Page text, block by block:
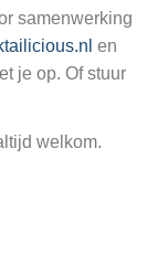
samenwerking
en
je op. Of stuur
welkom.